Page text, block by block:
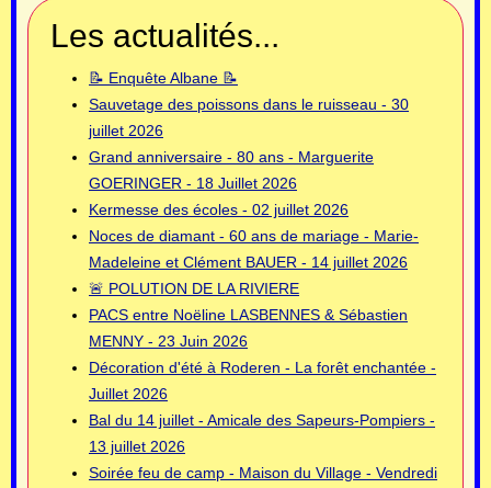
Les actualités...
📝 Enquête Albane 📝
Sauvetage des poissons dans le ruisseau - 30
juillet 2026
Grand anniversaire - 80 ans - Marguerite
GOERINGER - 18 Juillet 2026
Kermesse des écoles - 02 juillet 2026
Noces de diamant - 60 ans de mariage - Marie-
Madeleine et Clément BAUER - 14 juillet 2026
🚨 POLUTION DE LA RIVIERE
PACS entre Noëline LASBENNES & Sébastien
MENNY - 23 Juin 2026
Décoration d'été à Roderen - La forêt enchantée -
Juillet 2026
Bal du 14 juillet - Amicale des Sapeurs-Pompiers -
13 juillet 2026
Soirée feu de camp - Maison du Village - Vendredi